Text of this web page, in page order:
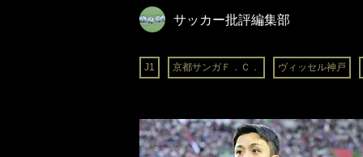
サッカー批評編集部
J1 京都サンガＦ．Ｃ． ヴィッセル神戸